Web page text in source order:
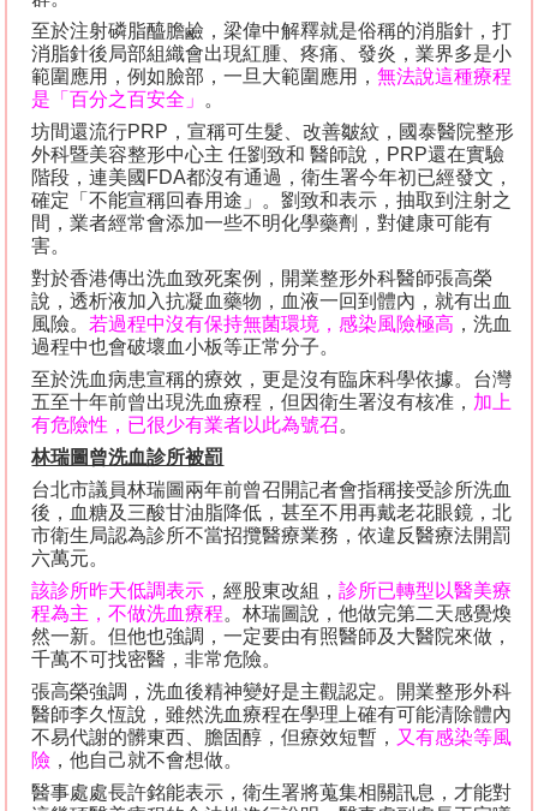
至於注射磷脂醯膽鹼，梁偉中解釋就是俗稱的消脂針，打
消脂針後局部組織會出現紅腫、疼痛、發炎，業界多是小
範圍應用，例如臉部，一旦大範圍應用，無法說這種療程
是「百分之百安全」 。
坊間還流行PRP ，宣稱可生髮、改善皺紋，國泰醫院整形
外科暨美容整形中心主 任劉致和 醫師說， PRP還在實驗
階段，連美國 FDA都沒有通過，衛生署今年初已經發文，
確定「不能宣稱回春用途」。劉致和表示，抽取到注射之
間，業者經常會添加一些不明化學藥劑，對健康可能有
害。
對於香港傳出洗血致死案例，開業整形外科醫師張高榮
說，透析液加入抗凝血藥物，血液一回到體內，就有出血
風險。 若過程中沒有保持無菌環境，感染風險極高 ，洗血
過程中也會破壞血小板等正常分子。
至於洗血病患宣稱的療效，更是沒有臨床科學依據。台灣
五至十年前曾出現洗血療程，但因衛生署沒有核准， 加上
有危險性，已很少有業者以此為號召。
林瑞圖曾洗血診所被罰
台北市議員林瑞圖兩年前曾召開記者會指稱接受診所洗血
後，血糖及三酸甘油脂降低，甚至不用再戴老花眼鏡，北
市衛生局認為診所不當招攬醫療業務，依違反醫療法開罰
六萬元。
該診所昨天低調表示 ，經股東改組，診所已轉型以醫美療
程為主，不做洗血療程。林瑞圖說，他做完第二天感覺煥
然一新。但他也強調，一定要由有照醫師及大醫院來做，
千萬不可找密醫，非常危險。
張高榮強調，洗血後精神變好是主觀認定。開業整形外科
醫師李久恆說，雖然洗血療程在學理上確有可能清除體內
不易代謝的髒東西、膽固醇，但療效短暫， 又有感染等風
險 ，他自己就不會想做。
醫事處處長許銘能表示，衛生署將蒐集相關訊息，才能對